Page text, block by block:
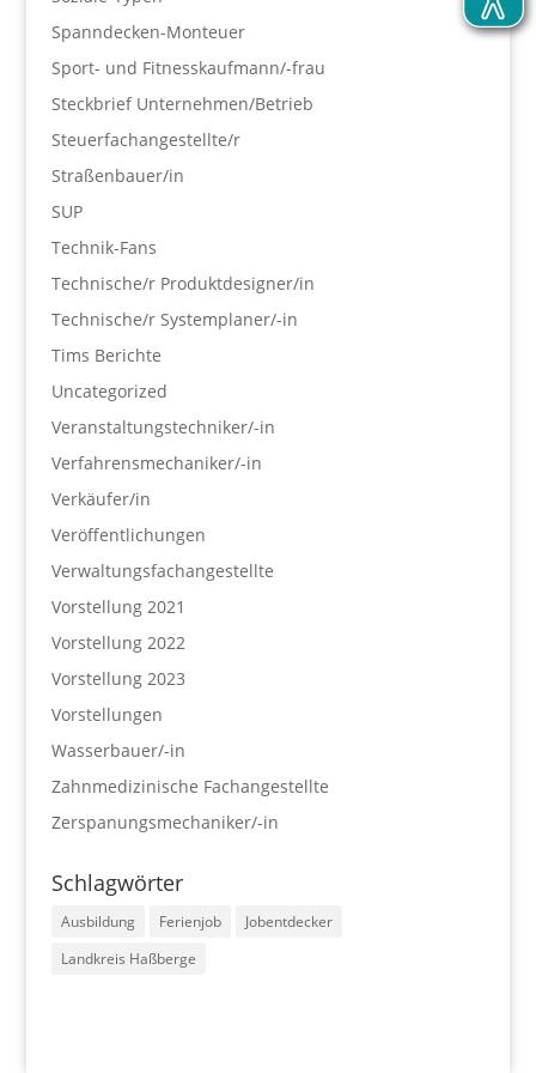
Spanndecken-Monteuer
Sport- und Fitnesskaufmann/-frau
Steckbrief Unternehmen/Betrieb
Steuerfachangestellte/r
Straßenbauer/in
SUP
Technik-Fans
Technische/r Produktdesigner/in
Technische/r Systemplaner/-in
Tims Berichte
Uncategorized
Veranstaltungstechniker/-in
Verfahrensmechaniker/-in
Verkäufer/in
Veröffentlichungen
Verwaltungsfachangestellte
Vorstellung 2021
Vorstellung 2022
Vorstellung 2023
Vorstellungen
Wasserbauer/-in
Zahnmedizinische Fachangestellte
Zerspanungsmechaniker/-in
Schlagwörter
Ausbildung Ferienjob
Jobentdecker
Landkreis Haßberge